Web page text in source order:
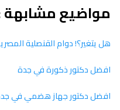
مواضيع مشابهة
هل يتغير؟! دوام القنصلية
افضل دكتور ذكورة في جدة
افضل دكتور جهاز هضمي في